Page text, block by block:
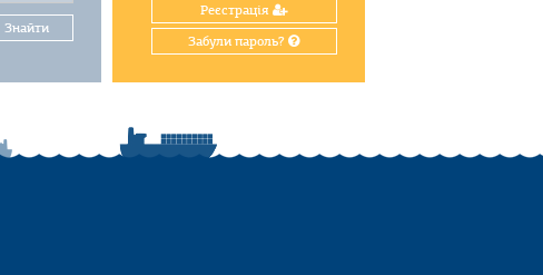
Знайти
Реєстрація
Забули пароль?